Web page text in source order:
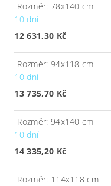
Rozměr: 78x140 cm
10 dní
12 631,30 Kč
Rozměr: 94x118 cm
10 dní
13 735,70 Kč
Rozměr: 94x140 cm
10 dní
14 335,20 Kč
Rozměr: 114x118 cm